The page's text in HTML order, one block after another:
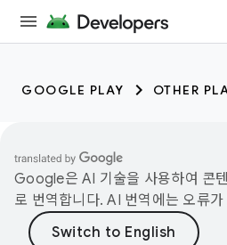
GOOGLE PLAY OTHER
Google은 AI 기술을 사용하여 콘
로 번역합니다. AI 번역에는 오류